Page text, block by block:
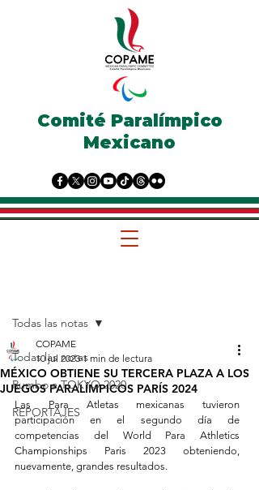
Comité Paralímpico
Mexicano
Todas las notas
Rumbo a TOKYO 2020
REPORTAJES
Todas las notas
MÉXICO OBTIENE SU TERCERA PLAZA A LOS
JUEGOS PARALÍMPICOS PARÍS 2024
COPAME
10 jul 2023 1 min de lectura
Las Para Atletas mexicanas tuvieron
participación en el segundo día de
competencias del World Para Athletics
Championships Paris 2023 obteniendo,
nuevamente, grandes resultados.